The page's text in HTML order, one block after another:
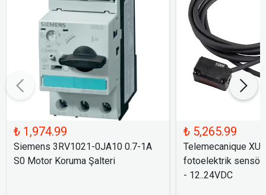
₺ 1,974.99
Siemens 3RV1021-0JA10 0.7-1A
S0 Motor Koruma Şalteri
₺ 5,265.99
Telemecanique
fotoelektrik sensör
- 12..24VDC